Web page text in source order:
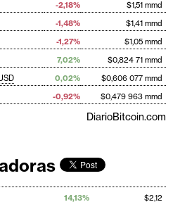
-2,18%
$1,51 mmd
-1,48%
$1,41 mmd
-1,27%
$1,05 mmd
7,02%
$0,824 71 mmd
0,02%
$0,606 077 mmd
-0,92% $0,479 963 mmd
DiarioBitcoin.com
14,13%
$2,12